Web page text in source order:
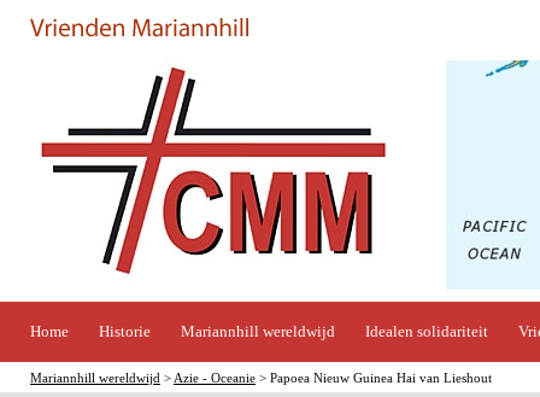
Home Historie Mariannhill wereldwijd Idealen solidariteit
Mariannhill wereldwijd > Azie - Oceanie > Papoea Nieuw Guinea Hai van Lieshout